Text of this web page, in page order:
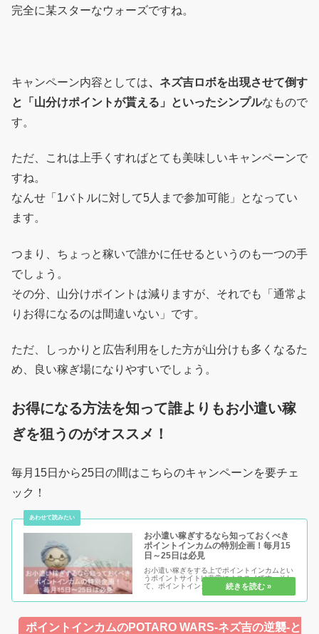
完全に某スターなウォーズですね。
キャンペーン内容としては、ネズ吉ロボを出現させて倒す
と「山分けポイントが貰える」といったシンプルなもので
す。
ただ、これは上手くすればとても美味しいキャンペーンで
すね。
なんせ「1バトルに対して5人まで参加可能」となってい
ます。
つまり、ちょっと稼いで誰かに任せるというのも一つの手
でしょう。
その分、山分けポイントは減りますが、それでも「通常よ
りお得になるのは間違いない」です。
ただ、しっかりと広告利用をした方が山分けも多くなるた
め、良い稼ぎ場になりやすいでしょう。
お得になる方法を知って誰よりもお小遣い稼
ぎを狙うのがオススメ！
毎月15日から25日の間はこちらのキャンペーンを要チェ
ック！
お小遣い稼ぎするなら知っておくべき
ポイントインカムの特別企画！毎月15
日～25日は必見
お小遣い稼ぎをする上でポイントインカムとい
うポイントサイトは非常にオススメです。そし
て、ポイントインカムをするのであればこの特
別企画が行われている期間に活動しないのは損
をするばかり！確実に得になる特別企画を制覇
ポイントインカムのPOTARO WARS-ネズ吉の逆襲-と